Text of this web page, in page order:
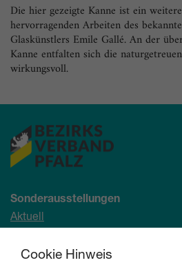
Die hier gezeigte Kanne ist ein
hervorragenden Arbeiten des
Glaskünstlers Emile Gallé. An der
Kanne entfalten sich die
wirkungsvoll.
Sonderausstellungen
Aktuell
Archiv
Cookie Hinweis